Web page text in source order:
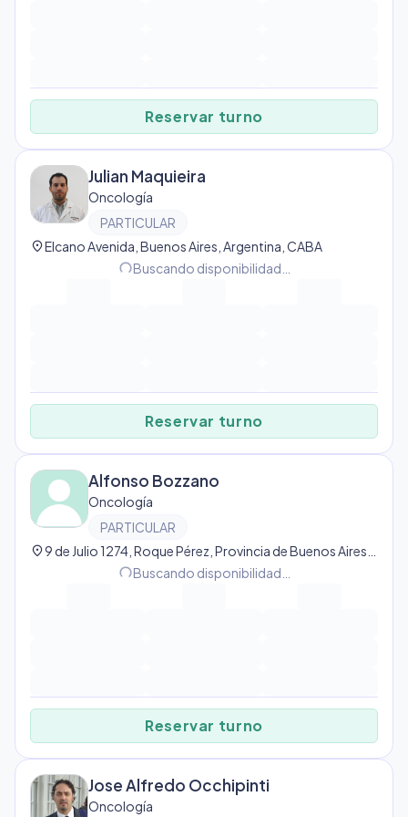
Reservar turno
Julian Maquieira
Oncología
PARTICULAR
location_onElcano Avenida, Buenos Aires, Argentina, CABA
progress_activityBuscando disponibilidad…
Reservar turno
Alfonso Bozzano
Oncología
PARTICULAR
location_on
progress_activityBuscando disponibilidad…
Reservar turno
Jose Alfredo Occhipinti
Oncología